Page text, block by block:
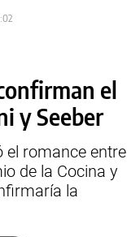
el
y Seeber
el romance entre
de la Cocina y
la